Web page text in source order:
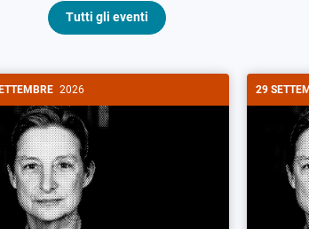
Tutti gli eventi
2026 29